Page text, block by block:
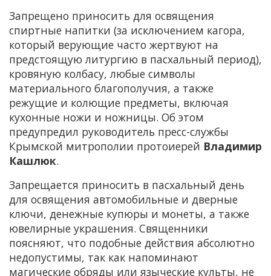
Запрещено приносить для освящения
спиртные напитки (за исключением кагора,
который верующие часто жертвуют на
предстоящую литургию в пасхальный период),
кровяную колбасу, любые символы
материального благополучия, а также
режущие и колющие предметы, включая
кухонные ножи и ножницы. Об этом
предупредил руководитель пресс-службы
Крымской митрополии протоиерей Владимир
Кашлюк.
Запрещается приносить в пасхальный день
для освящения автомобильные и дверные
ключи, денежные купюры и монеты, а также
ювелирные украшения. Священники
поясняют, что подобные действия абсолютно
недопустимы, так как напоминают
магические обряды или языческие культы, не